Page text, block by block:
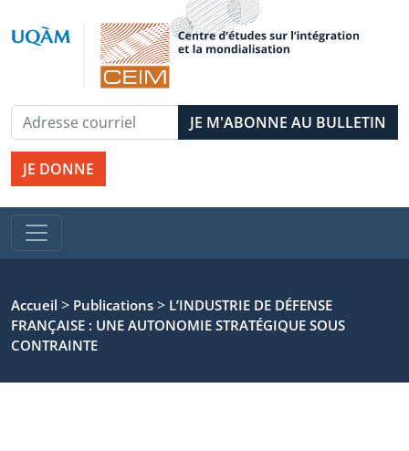
JE DONNE
Accueil > Publications > L’INDUSTRIE DE DÉFENSE
FRANÇAISE : UNE AUTONOMIE STRATÉGIQUE SOUS
CONTRAINTE